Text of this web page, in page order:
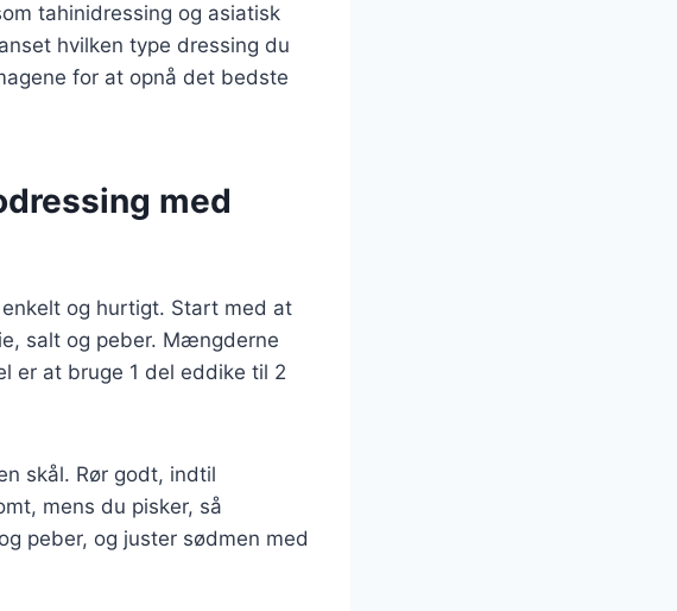
tahinidressing og asiatisk
hvilken type dressing du
for at opnå det bedste
med
og hurtigt. Start med at
salt og peber. Mængderne
er at bruge 1 del eddike til 2
skål. Rør godt, indtil
mens du pisker, så
peber, og juster sødmen med